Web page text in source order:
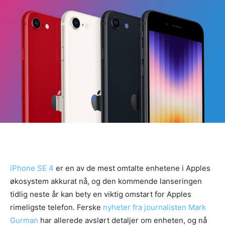
iPhone SE 4 er en av de mest omtalte enhetene i Apples
økosystem akkurat nå, og den kommende lanseringen
tidlig neste år kan bety en viktig omstart for Apples
rimeligste telefon. Ferske nyheter fra journalisten Mark
Gurman har allerede avslørt detaljer om enheten, og nå